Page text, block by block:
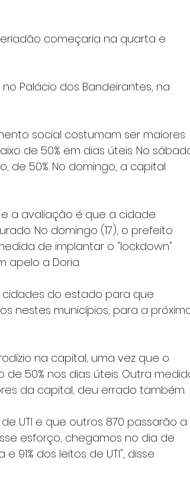
começaria na quarta e
Palácio dos Bandeirantes, na
social costumam ser maiores
de 50% em dias úteis. No
de 50%. No domingo, a capital
e a avaliação é que a cidade
No domingo (17), o prefeito
de implantar o "lockdown"
apelo a Doria.
do estado para que
nestes municípios, para a
na capital, uma vez que o
50% nos dias úteis. Outra
da capital, deu errado também.
UTI e que outros 870 passarão a
esforço, chegamos no dia de
dos leitos de UTI", disse.